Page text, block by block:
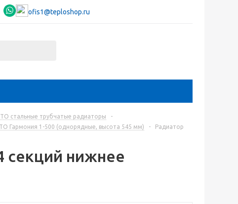
ofis1@teploshop.ru
стальные трубчатые радиаторы
-
Гармония 1-500 (однорядные, высота 545 мм) -
Радиатор
секций нижнее